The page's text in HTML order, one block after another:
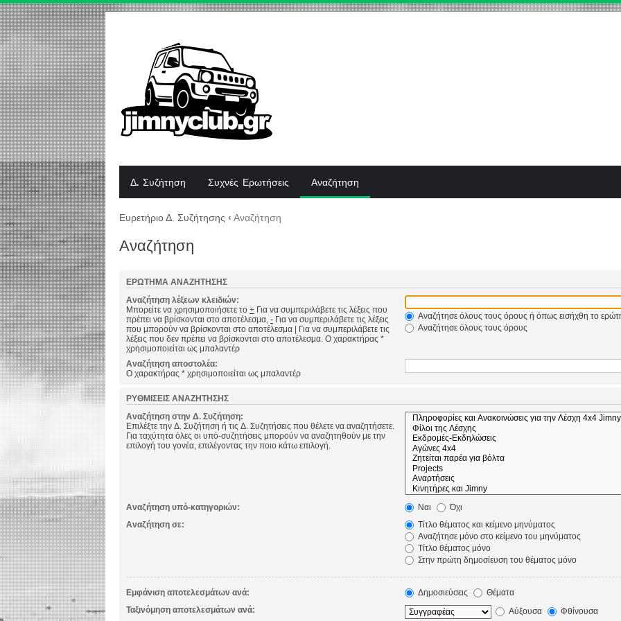
Δ. Συζήτηση Συχνές Ερωτήσεις Αναζήτηση
Ευρετήριο Δ. Συζήτησης ‹ Αναζήτηση
Αναζήτηση
ΕΡΏΤΗΜΑ ΑΝΑΖΉΤΗΣΗΣ
Αναζήτηση λέξεων κλειδιών:
Μπορείτε να χρησιμοποιήσετε το + Για να συμπεριλάβετε τις λέξεις που
πρέπει να βρίσκονται στο αποτέλεσμα, - Για να συμπεριλάβετε τις λέξεις
που μπορούν να βρίσκονται στο αποτέλεσμα | Για να συμπεριλάβετε τις
λέξεις που δεν πρέπει να βρίσκονται στο αποτέλεσμα. Ο χαρακτήρας *
χρησιμοποιείται ως μπαλαντέρ
Αναζήτησε όλους τους όρους ή όπως εισήχθη το
Αναζήτησε όλους τους όρους
Αναζήτηση αποστολέα:
Ο χαρακτήρας * χρησιμοποιείται ως μπαλαντέρ
ΡΥΘΜΊΣΕΙΣ ΑΝΑΖΉΤΗΣΗΣ
Αναζήτηση στην Δ. Συζήτηση:
Επιλέξτε την Δ. Συζήτηση ή τις Δ. Συζητήσεις που θέλετε να αναζητήσετε.
Για ταχύτητα όλες οι υπό-συζητήσεις μπορούν να αναζητηθούν με την
επιλογή του γονέα, επιλέγοντας την ποιο κάτω επιλογή.
Αναζήτηση υπό-κατηγοριών: Ναι
Όχι
Αναζήτηση σε:
Τίτλο θέματος και κείμενο μηνύματος
Αναζήτησε μόνο στο κείμενο του μηνύματος
Τίτλο θέματος μόνο
Στην πρώτη δημοσίευση του θέματος μόνο
Εμφάνιση αποτελεσμάτων ανά: Δημοσιεύσεις
Θέματα
Ταξινόμηση αποτελεσμάτων ανά:
Αύξουσα Φθίνουσα